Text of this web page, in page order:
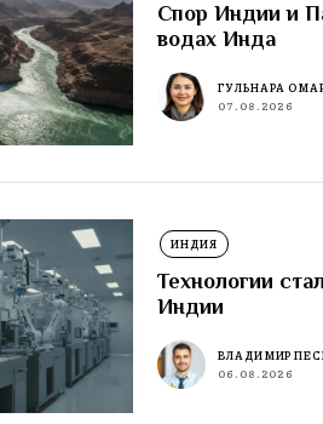
Спор Индии и
водах Инда
ГУЛЬНАРА
07.08.2026
ИНДИЯ
Технологии
Индии
ВЛАДИМИР
06.08.2026